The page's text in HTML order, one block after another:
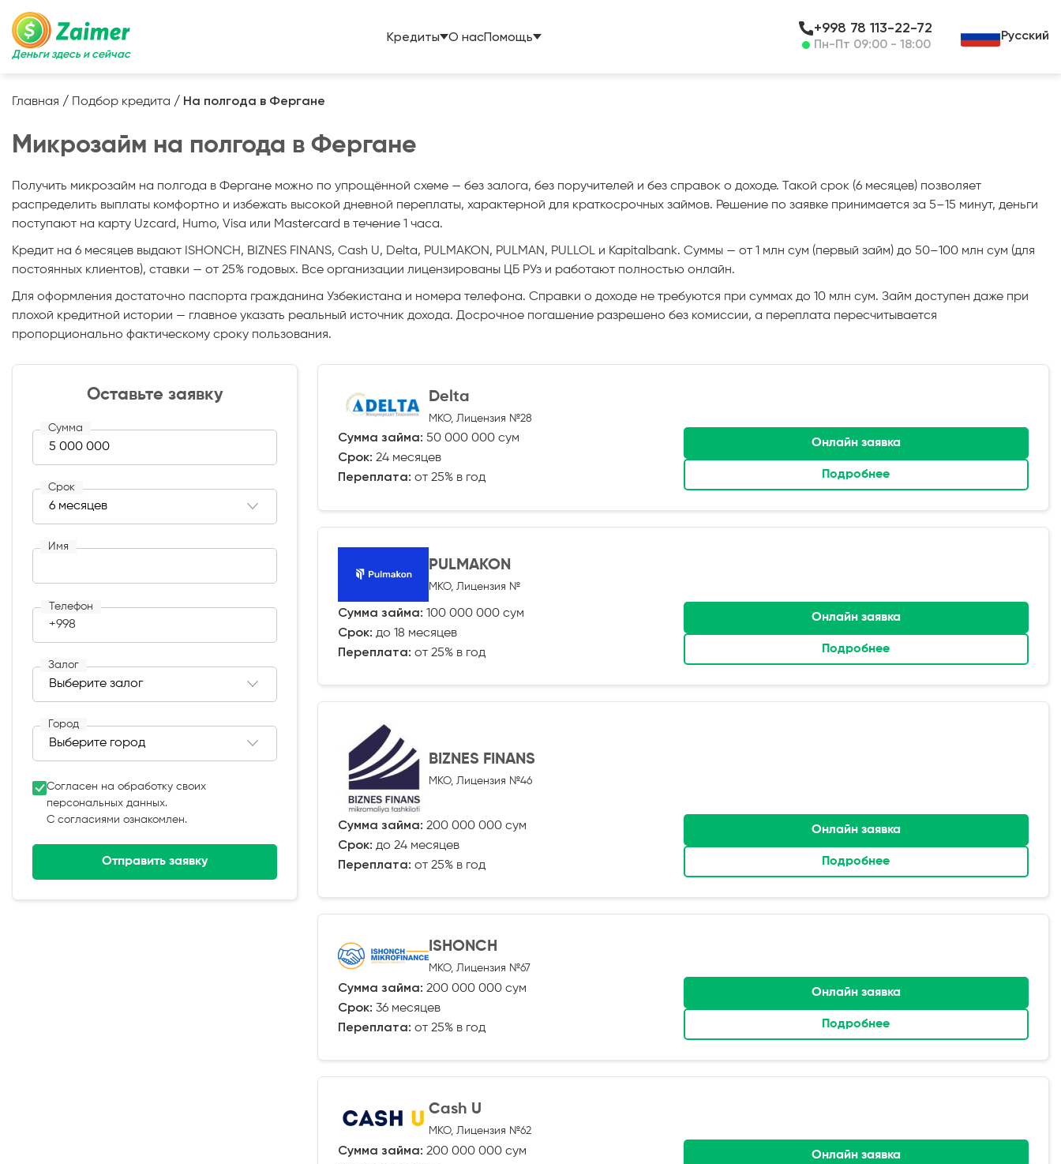
Деньги здесь и сейчас
Кредиты О насПомощь
+998 78 113-22-72
Пн-Пт 09:00 - 18:00
Русский
Главная / Подбор кредита / На полгода в Фергане
Микрозайм на полгода в Фергане
Получить микрозайм на полгода в Фергане можно по упрощённой схеме — без залога, без поручителей и без справок о доходе. Такой срок (6 месяцев) позволяет
распределить выплаты комфортно и избежать высокой дневной переплаты, характерной для краткосрочных займов. Решение по заявке принимается за 5–15 минут, деньги
поступают на карту Uzcard, Humo, Visa или Mastercard в течение 1 часа.
Кредит на 6 месяцев выдают ISHONCH, BIZNES FINANS, Cash U, Delta, PULMAKON, PULMAN, PULLOL и Kapitalbank. Суммы — от 1 млн сум (первый займ) до 50–100 млн сум (для
постоянных клиентов), ставки — от 25% годовых. Все организации лицензированы ЦБ РУз и работают полностью онлайн.
Для оформления достаточно паспорта гражданина Узбекистана и номера телефона. Справки о доходе не требуются при суммах до 10 млн сум. Займ доступен даже при
плохой кредитной истории — главное указать реальный источник дохода. Досрочное погашение разрешено без комиссии, а переплата пересчитывается
пропорционально фактическому сроку пользования.
Оставьте заявку
Сумма
Срок
Имя
Телефон
+998
Залог
Город
Согласен на обработку своих
персональных данных.
С согласиями ознакомлен.
Отправить заявку
Delta
МКО, Лицензия №28
Сумма займа: 50 000 000 сум
Срок: 24 месяцев
Переплата: от 25% в год
Онлайн заявка
Подробнее
PULMAKON
МКО, Лицензия №
Сумма займа: 100 000 000 сум
Срок: до 18 месяцев
Переплата: от 25% в год
Онлайн заявка
Подробнее
BIZNES FINANS
МКО, Лицензия №46
Сумма займа: 200 000 000 сум
Срок: до 24 месяцев
Переплата: от 25% в год
Онлайн заявка
Подробнее
ISHONCH
МКО, Лицензия №67
Сумма займа: 200 000 000 сум
Срок: 36 месяцев
Переплата: от 25% в год
Онлайн заявка
Подробнее
Cash U
МКО, Лицензия №62
Сумма займа: 200 000 000 сум
Онлайн заявка